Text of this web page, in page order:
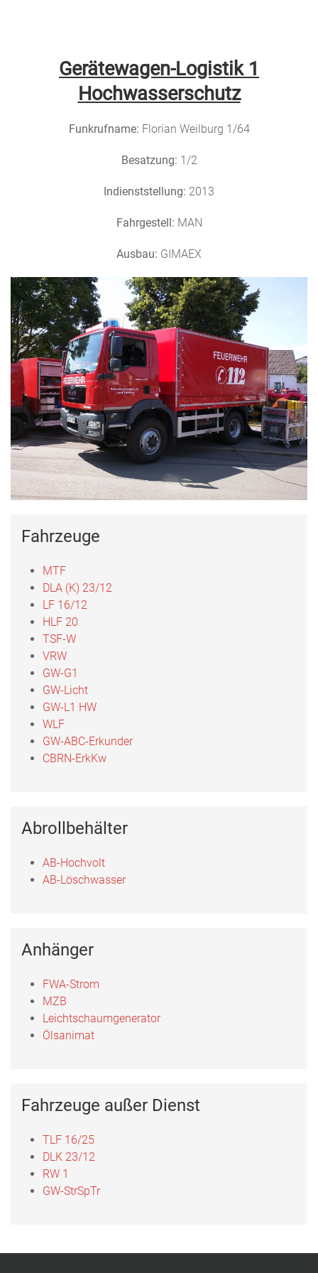
Feuerwehr
Weilburg
Gerätewagen-Logistik 1
Hochwasserschutz
Funkrufname: Florian Weilburg 1/64
Besatzung: 1/2
Indienststellung: 2013
Fahrgestell: MAN
Ausbau: GIMAEX
Fahrzeuge
MTF
DLA (K) 23/12
LF 16/12
HLF 20
TSF-W
VRW
GW-G1
GW-Licht
GW-L1 HW
WLF
GW-ABC-Erkunder
CBRN-ErkKw
Abrollbehälter
AB-Hochvolt
AB-Löschwasser
Anhänger
FWA-Strom
MZB
Leichtschaumgenerator
Ölsanimat
Fahrzeuge außer Dienst
TLF 16/25
DLK 23/12
RW 1
GW-StrSpTr